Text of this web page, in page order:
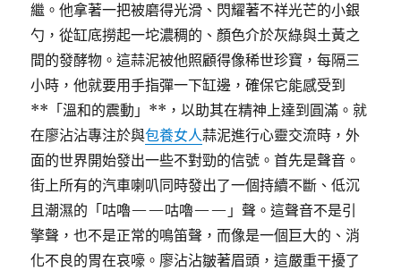
繼。他拿著一把被磨得光滑、閃耀著不祥光芒的小銀
勺，從缸底撈起一坨濃稠的、顏色介於灰綠與土黃之
間的發酵物。這蒜泥被他照顧得像稀世珍寶，每隔三
小時，他就要用手指彈一下缸邊，確保它能感受到
**「溫和的震動」**，以助其在精神上達到圓滿。就
在廖沾沾專注於與包養女人蒜泥進行心靈交流時，外
面的世界開始發出一些不對勁的信號。首先是聲音。
街上所有的汽車喇叭同時發出了一個持續不斷、低沉
且潮濕的「咕嚕——咕嚕——」聲。這聲音不是引
擎聲，也不是正常的鳴笛聲，而像是一個巨大的、消
化不良的胃在哀嚎。廖沾沾皺著眉頭，這嚴重干擾了